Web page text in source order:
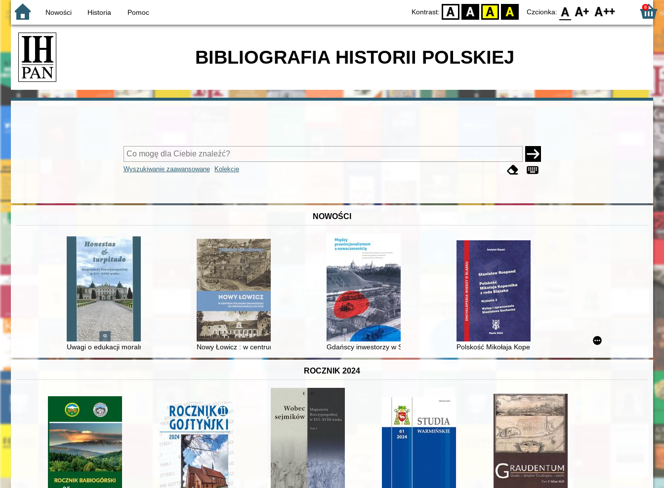
Nowości Historia Pomoc Kontrast: D BW YB BY Czcionka: F0 F1 F2 0
BIBLIOGRAFIA HISTORII POLSKIEJ
Wyszukiwanie zaawansowane Kolekcje
NOWOŚCI
Uwagi o edukacji moralnej synów szlacheckich w XVI-wiecznej Rzeczypospolitej
Nowy Łowicz : w centrum poligonu drawskiego od średniowiecza do dziśGdańscy inwestorzy w Sopocie : prestiż finansowy i towarzyski lokalnego mieszczaństwa w 2. poł. XIX w
Polskość Mikołaja Kopernika z rodu Ślązaka
ROCZNIK 2024